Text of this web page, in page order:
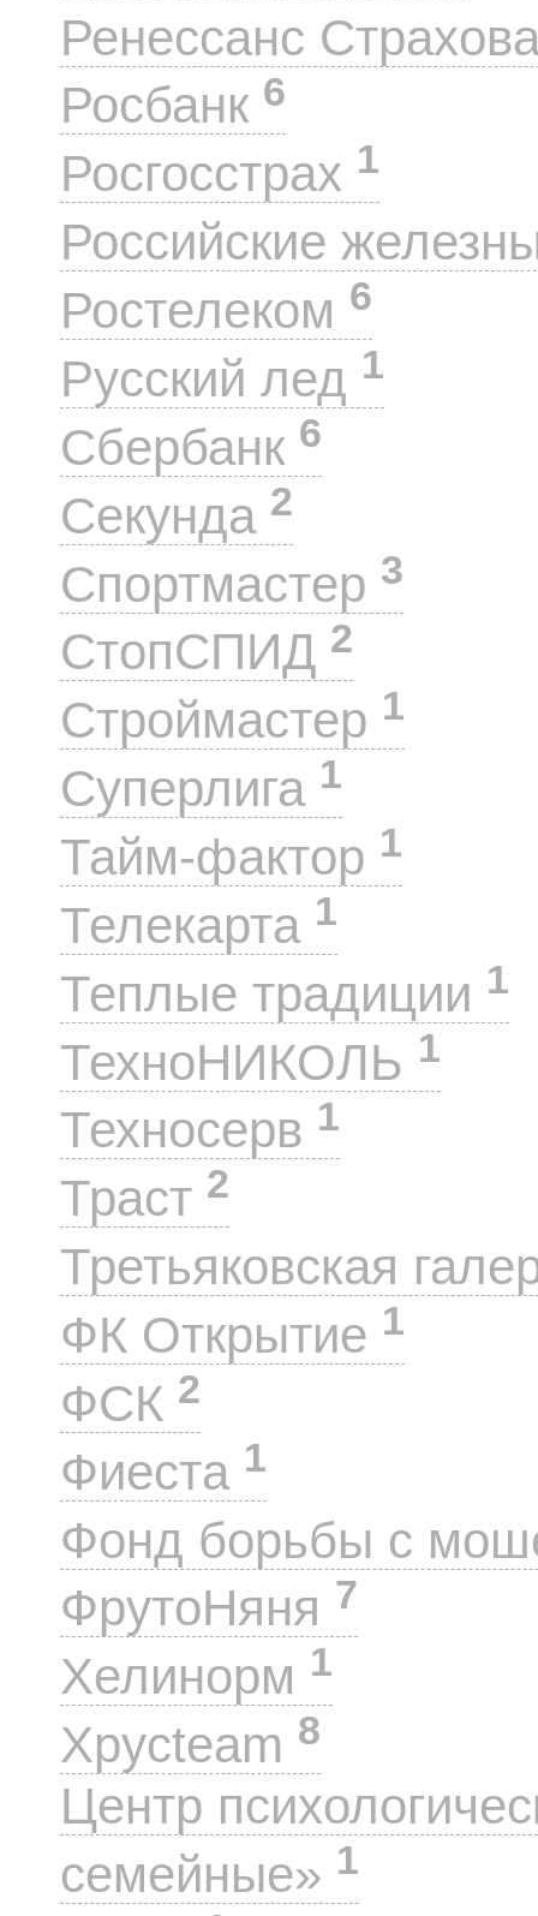
Ренессанс
Росбанк 6
Росгосстрах 1
Российские
Ростелеком 6
Русский лед 1
Сбербанк 6
Секунда 2
Спортмастер 3
СтопСПИД 2
Строймастер 1
Суперлига 1
Тайм-фактор 1
Телекарта 1
Теплые традиции 1
ТехноНИКОЛЬ 1
Техносерв 1
Траст 2
Третьяковская
ФК Открытие 1
ФСК 2
Фиеста 1
Фонд борьбы с
ФрутоНяня 7
Хелинорм 1
Хрусteam 8
Центр
семейные» 1